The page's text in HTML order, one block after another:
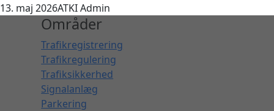
13. maj 2026ATKI Admin
Områder
Trafikregistrering
Trafikregulering
Trafiksikkerhed
Signalanlæg
Parkering